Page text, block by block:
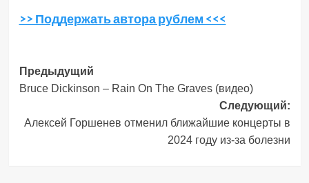
>> Поддержать автора рублем <<<
Навигация
записи
Предыдущий
Bruce Dickinson – Rain On The Graves (видео)
Следующий:
Алексей Горшенев отменил ближайшие концерты в
2024 году из-за болезни